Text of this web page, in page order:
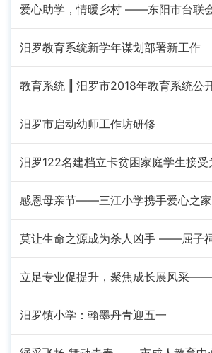
汨罗教育系统新学年谋划部署新工作
汨罗市启动幼师工作坊研修
立
汨罗镇小学：翰墨丹青迎五一